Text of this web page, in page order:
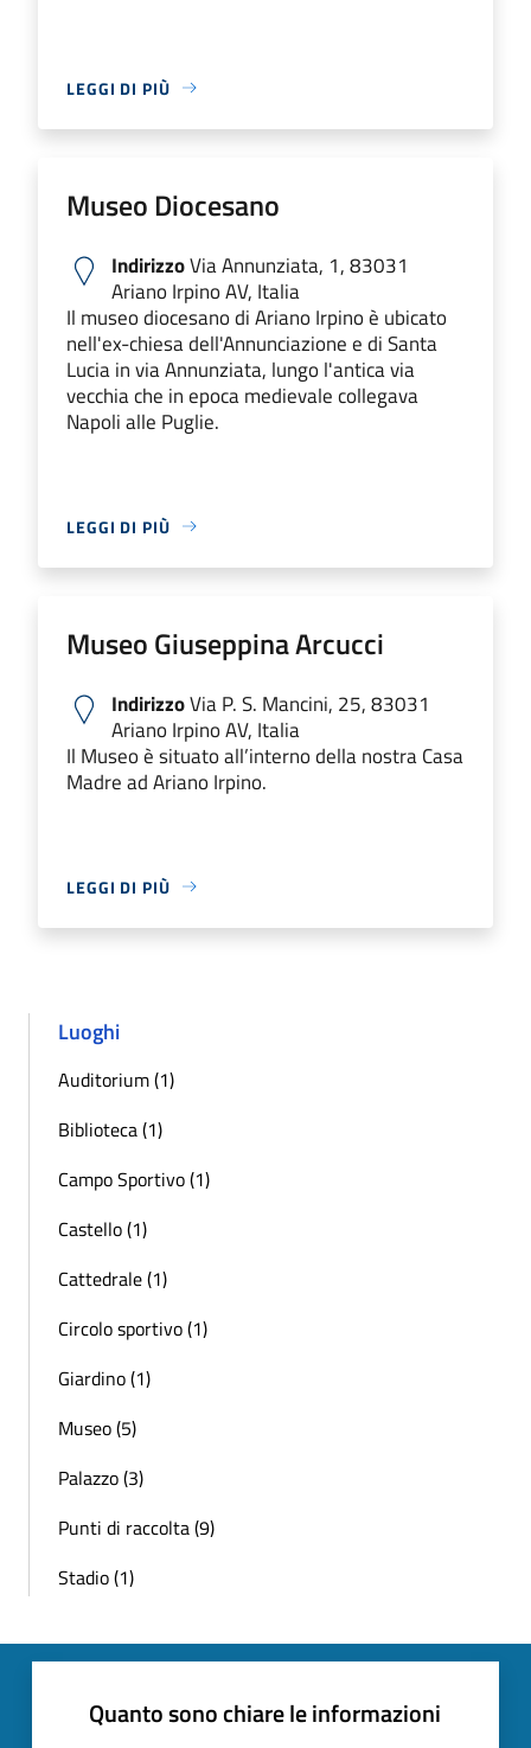
LEGGI DI PIÙ
Museo Diocesano
IndirizzoVia Annunziata, 1, 83031
Ariano Irpino AV, Italia
Il museo diocesano di Ariano Irpino è ubicato
nell'ex-chiesa dell'Annunciazione e di Santa
Lucia in via Annunziata, lungo l'antica via
vecchia che in epoca medievale collegava
Napoli alle Puglie.
LEGGI DI PIÙ
Museo Giuseppina Arcucci
IndirizzoVia P. S. Mancini, 25, 83031
Ariano Irpino AV, Italia
Il Museo è situato all’interno della nostra Casa
Madre ad Ariano Irpino.
LEGGI DI PIÙ
Luoghi
Auditorium (1)
Biblioteca (1)
Campo Sportivo (1)
Castello (1)
Cattedrale (1)
Circolo sportivo (1)
Giardino (1)
Museo (5)
Palazzo (3)
Punti di raccolta (9)
Stadio (1)
Quanto sono chiare le informazioni